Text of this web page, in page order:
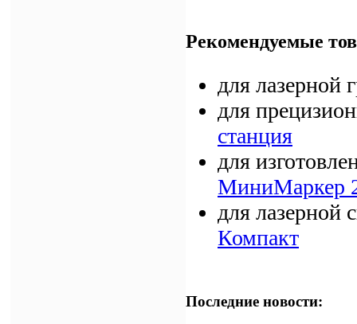
Рекомендуемые
для лазерной
для
станция
для
МиниМаркер
для лазерной
Компакт
Последние новости: